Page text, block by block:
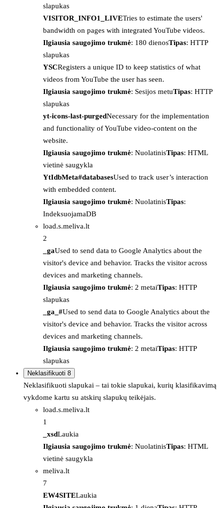
slapukas
VISITOR_INFO1_LIVETries to estimate the users'
bandwidth on pages with integrated YouTube videos.
Ilgiausia saugojimo trukmė: 180 dienosTipas: HTTP
slapukas
YSCRegisters a unique ID to keep statistics of what
videos from YouTube the user has seen.
Ilgiausia saugojimo trukmė: Sesijos metuTipas: HTTP
slapukas
yt-icons-last-purgedNecessary for the implementation
and functionality of YouTube video-content on the
website.
Ilgiausia saugojimo trukmė: NuolatinisTipas: HTML
vietinė saugykla
YtIdbMeta#databasesUsed to track user’s interaction
with embedded content.
Ilgiausia saugojimo trukmė: NuolatinisTipas:
IndeksuojamaDB
load.s.meliva.lt
2
_gaUsed to send data to Google Analytics about the
visitor's device and behavior. Tracks the visitor across
devices and marketing channels.
Ilgiausia saugojimo trukmė: 2 metaiTipas: HTTP
slapukas
_ga_#Used to send data to Google Analytics about the
visitor's device and behavior. Tracks the visitor across
devices and marketing channels.
Ilgiausia saugojimo trukmė: 2 metaiTipas: HTTP
slapukas
Neklasifikuoti 8
Neklasifikuoti slapukai – tai tokie slapukai, kurių klasifikavimą
vykdome kartu su atskirų slapukų teikėjais.
load.s.meliva.lt
1
_xsdLaukia
Ilgiausia saugojimo trukmė: NuolatinisTipas: HTML
vietinė saugykla
meliva.lt
7
EW4SITELaukia